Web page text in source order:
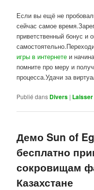
Если вы ещё не
сейчас самое
приветственный бонус и
игры в интернете и
помните про меру и
процесса.Удачи за
Publié dans Divers |
Демо Sun of
бесплатно
сокровищам
Казахстане